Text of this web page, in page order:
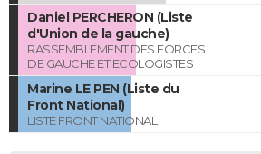
Daniel PERCHERON (Liste
d'Union de la gauche)
RASSEMBLEMENT DES FORCES
DE GAUCHE ET ECOLOGISTES
Marine LE PEN (Liste du
Front National)
LISTE FRONT NATIONAL